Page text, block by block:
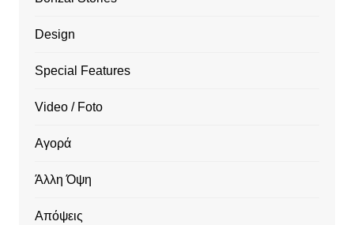
Design
Special Features
Video / Foto
Αγορά
Άλλη Όψη
Απόψεις